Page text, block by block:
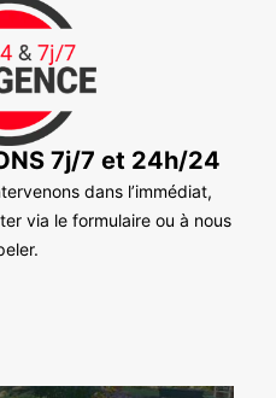
7j/7 et 24h/24
dans l’immédiat,
via le formulaire ou à nous